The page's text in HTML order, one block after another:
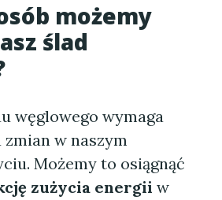
możemy
ślad
węglowego wymaga
w naszym
Możemy to osiągnąć
zużycia energii w